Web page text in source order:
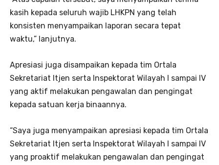
kasih kepada seluruh wajib LHKPN yang telah
konsisten menyampaikan laporan secara tepat
waktu,” lanjutnya.
Apresiasi juga disampaikan kepada tim Ortala
Sekretariat Itjen serta Inspektorat Wilayah I sampai IV
yang aktif melakukan pengawalan dan pengingat
kepada satuan kerja binaannya.
“Saya juga menyampaikan apresiasi kepada tim Ortala
Sekretariat Itjen serta Inspektorat Wilayah I sampai IV
yang proaktif melakukan pengawalan dan pengingat